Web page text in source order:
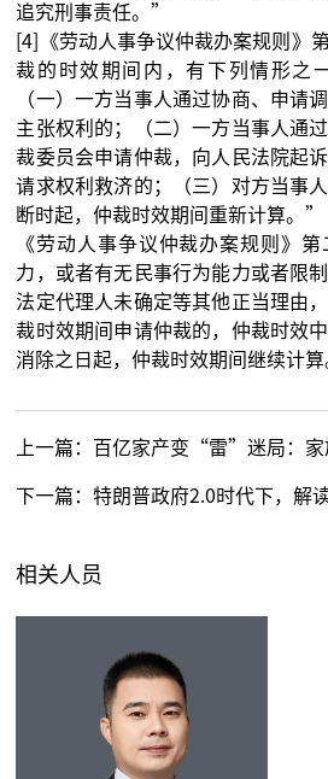
追究刑事责任。”
[4]《劳动人事争议仲裁办案规则》
裁的时效期间内，有下列情形之
（一）一方当事人通过协商、申请
主张权利的；（二）一方当事人通
裁委员会申请仲裁，向人民法院起
请求权利救济的；（三）对方当事
断时起，仲裁时效期间重新计算。”
《劳动人事争议仲裁办案规则》
力，或者有无民事行为能力或者限
法定代理人未确定等其他正当理由
裁时效期间申请仲裁的，仲裁时效
消除之日起，仲裁时效期间继续计算
上一篇： 百亿家产变“雷”迷局：家族企业
下一篇：特朗普政府2.0时代下，解读232
相关人员